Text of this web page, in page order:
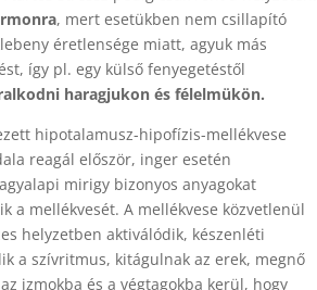
, mert esetükben nem csillapító
éretlensége miatt, agyuk más
így pl. egy külső fenyegetéstől
haragjukon és félelmükön.
hipotalamusz-hipofízis-mellékvese
reagál először, inger esetén
mirigy bizonyos anyagokat
a mellékvesét. A mellékvese közvetlenül
helyzetben aktiválódik, készenléti
a szívritmus, kitágulnak az erek, megnő
izmokba és a végtagokba kerül, hogy